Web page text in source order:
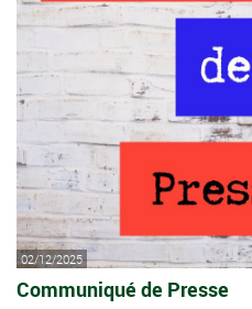
02/12/2025
Communiqué de Presse